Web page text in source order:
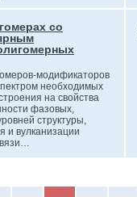
со
модификаторов
необходимых
на свойства
фазовых,
структуры,
и вулканизации